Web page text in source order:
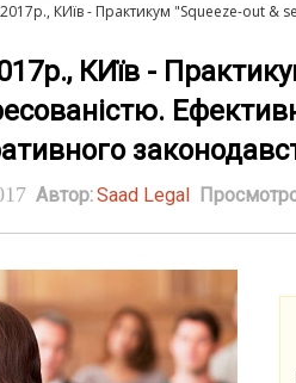
КИїв - Практикум "Squeeze-out &
КИїв -
Автор:Saad Legal